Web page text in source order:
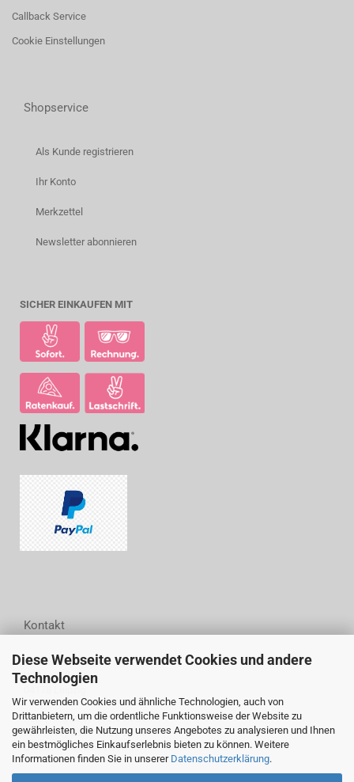
Diese Webseite verwendet Cookies und andere
Technologien
Wir verwenden Cookies und ähnliche Technologien, auch von
Drittanbietern, um die ordentliche Funktionsweise der Website zu
gewährleisten, die Nutzung unseres Angebotes zu analysieren und Ihnen
ein bestmögliches Einkaufserlebnis bieten zu können. Weitere
Informationen finden Sie in unserer Datenschutzerklärung.
Callback Service
Cookie Einstellungen
Shopservice
Als Kunde registrieren
Ihr Konto
Merkzettel
Newsletter abonnieren
SICHER EINKAUFEN MIT
Kontakt
Woodwell GmbH
Wittestraße 6
04178 Leipzig
Tel.: (+49) 0341 44 24 94 54
Fax: (+49) 0341 44 24 94 55
E-Mail: info@woodwell.de